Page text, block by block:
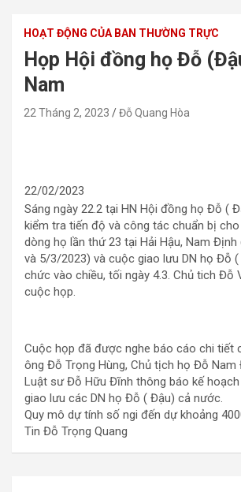
HOẠT ĐỘNG CỦA BAN THƯỜNG TRỰC
Họp Hội đồng họ Đỗ
Nam
22 Tháng 2, 2023 Đỗ Quang Hòa
22/02/2023
Sáng ngày 22.2 tại HN Hội đồng họ Đỗ (
kiểm tra tiến độ và công tác chuẩn bị
dòng họ lần thứ 23 tại Hải Hậu, Nam
và 5/3/2023) và cuộc giao lưu DN họ Đỗ
chức vào chiều, tối ngày 4.3. Chủ tich Đỗ
cuộc họp.
Cuộc họp đã được nghe báo cáo chi tiết
ông Đỗ Trọng Hùng, Chủ tịch họ Đỗ Nam
Luật sư Đỗ Hữu Đĩnh thông báo kế
giao lưu các DN họ Đỗ ( Đậu) cả nước.
Quy mô dự tính số ngi đến dự khoảng
Tin Đỗ Trọng Quang